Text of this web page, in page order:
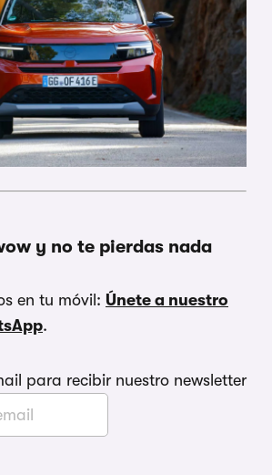
y no te pierdas nada
en tu móvil: Únete a nuestro
.
para recibir nuestro newsletter